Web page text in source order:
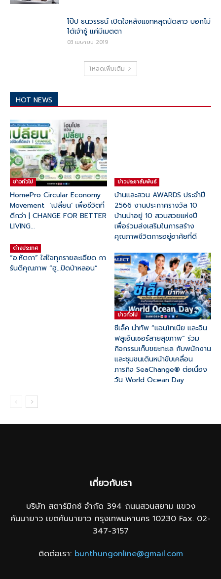
โป๊ป ธนวรรธน์ เปิดใจหลังแชทหลุดนัดสาว บอกไม่
ได้เจ้าชู้ แค่มีเมตตา
03 เมษายน 2019
โหลดเพิ่มเติม
HOT NEWS
ข่าวทั่วไป
HomePro Circular Economy
Movement ‘เปลี่ยน’ เพื่อชีวิตที่
ดีกว่า | CHANGE FOR BETTER
LIVING...
ข่าวประชาสัมพันธ์
บ้านและสวน AWARDS ประจำปี
2566 งานประกาศรางวัล 10
บ้านน่าอยู่ 10 สวนสวยแห่งปี
เพื่อร่วมส่งเสริมในการสร้าง
คุณภาพชีวิตการอยู่อาศัยที่ดี
ต่างประเทศ
“อ.หัตถา” ใส่ใจทุกรายละเอียด กา
รันตีคุณภาพ “ฮู…ปิดป่าหลอน”
ข่าวทั่วไป
ซีเล็ค นำทัพ “แอนโทเนีย และอิน
ฟลูเอ็นเซอร์สายสุขภาพ“ ร่วม
กิจกรรมเก็บขยะทะเล กับพนักงาน
และชุมชนเดินหน้าขับเคลื่อน
ภารกิจ SeaChange® ต่อเนื่อง
วัน World Ocean Day
เกี่ยวกับเรา
บริษัท สตาร์มิกซ์ จำกัด 394 ถนนสวนสยาม แขวง
คันนายาว เขตคันนายาว กรุงเทพมหานคร 10230 Fax. 02-
347-3157
ติดต่อเรา: bunthungonline@gmail.com